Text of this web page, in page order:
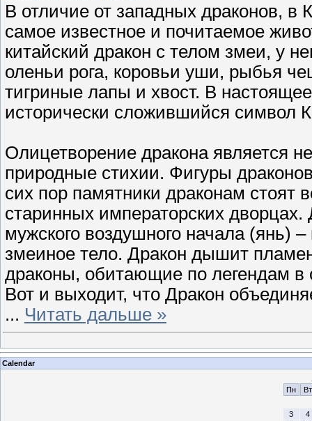
В отличие от западных драконов, в
самое известное и почитаемое
китайский дракон с телом змеи, у
оленьи рога, коровьи уши, рыбья
тигриные лапы и хвост. В
исторически сложившийся символ
Олицетворение дракона является
природные стихии. Фигуры
сих пор памятники драконам стоят
старинных императорских
мужского воздушного начала (янь)
змеиное тело. Дракон дышит
драконы, обитающие по легендам в
Вот и выходит, что Дракон
... Читать дальше »
Calendar
Пн
Вт
3
4